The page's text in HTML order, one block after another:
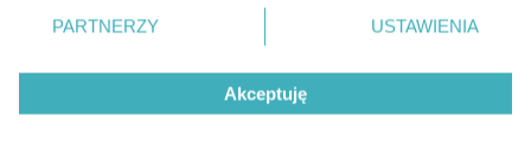
zmienić/wycofać klikając przycisk ustawień prywatności
znajdujący się w lewym dolnym rogu strony
rodzaje przetwarzania danych nie wymagają zgody
użytkownika, ale masz prawo sprzeciwić się takiemu
przetwarzaniu. Preferencje będą miały zastosowanie tylko
PARTNERZY USTAWIENIA
Akceptuję